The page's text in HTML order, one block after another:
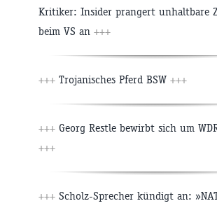
Kritiker: Insider prangert unhaltbare
beim VS an +++
+++ Trojanisches Pferd BSW +++
+++ Georg Restle bewirbt sich um
+++
+++ Scholz-Sprecher kündigt an: